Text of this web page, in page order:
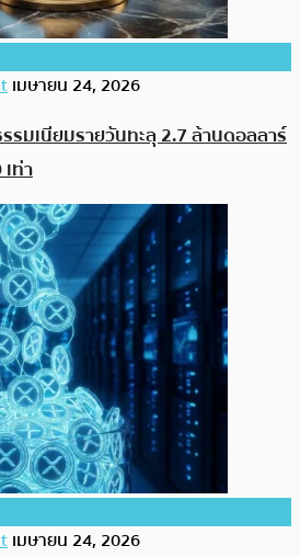
เมษายน 24, 2026
รมเนียมรายวันทะลุ 2.7 ล้านดอลลาร์
ท่า
เมษายน 24, 2026